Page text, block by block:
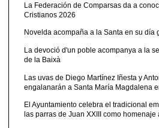
La Federación de Comparsas da a
Cristianos 2026
Novelda acompaña a la Santa en su día
La devoció d'un poble acompanya a la
de la Baixà
Las uvas de Diego Martínez Iñesta y
engalanarán a Santa María Magdalena
El Ayuntamiento celebra el tradicional
las parras de Juan XXIII como